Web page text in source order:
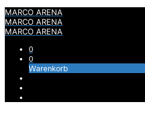
MARCO ARENA
MARCO ARENA
MARCO ARENA
0
0
Warenkorb